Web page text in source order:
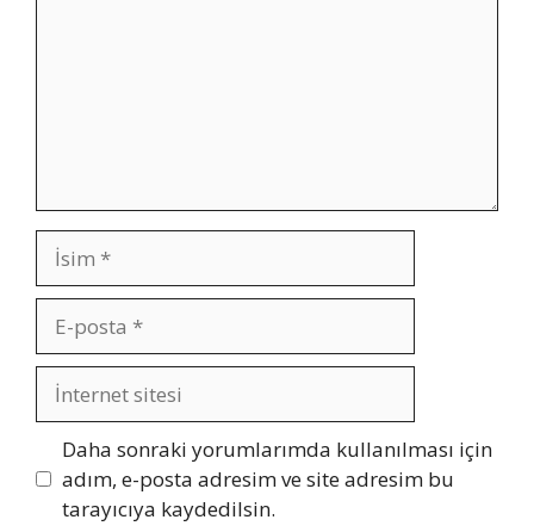
İsim
posta
İnternet
sitesi
Daha sonraki yorumlarımda kullanılması için
adım, e-posta adresim ve site adresim bu
tarayıcıya kaydedilsin.